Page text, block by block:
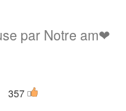
par Notre am❤
357